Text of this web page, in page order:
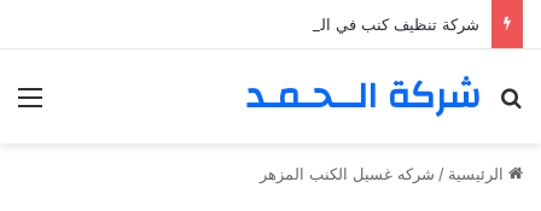
شركة تنظيف كنب في المزهر – دبي 0555980700 – خصم30%
شركة الــحـمـد
بحث عن
الرئيسية / شركه غسيل الكنب المزهر